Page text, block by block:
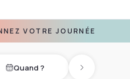
VOTRE JOURNÉE
Quand ? Next day